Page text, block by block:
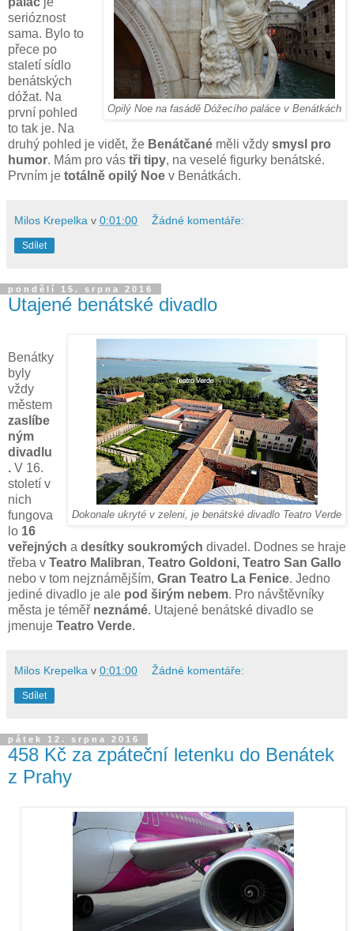
Opilý Noe na fasádě Dóžecího paláce v Benátkách
serióznost
sama. Bylo to
přece po
staletí sídlo
benátských
dóžat. Na
první pohled
to tak je. Na
druhý pohled je vidět, že Benátčané měli vždy smysl pro
humor. Mám pro vás tři tipy, na veselé figurky benátské.
Prvním je totálně opilý Noe v Benátkách.
Milos Krepelka v 0:01:00 Žádné komentáře:
Sdílet
pondělí 15. srpna 2016
Utajené benátské divadlo
Dokonale ukryté v zeleni, je benátské divadlo Teatro Verde
Benátky
byly
vždy
městem
zaslíbe
ným
divadlu
. V 16.
století v
nich
fungova
lo 16
veřejných a desítky soukromých divadel. Dodnes se hraje
třeba v Teatro Malibran, Teatro Goldoni, Teatro San Gallo
nebo v tom nejznámějším, Gran Teatro La Fenice. Jedno
jediné divadlo je ale pod širým nebem. Pro návštěvníky
města je téměř neznámé. Utajené benátské divadlo se
jmenuje Teatro Verde.
Milos Krepelka v 0:01:00 Žádné komentáře:
Sdílet
pátek 12. srpna 2016
458 Kč za zpáteční letenku do Benátek
z Prahy